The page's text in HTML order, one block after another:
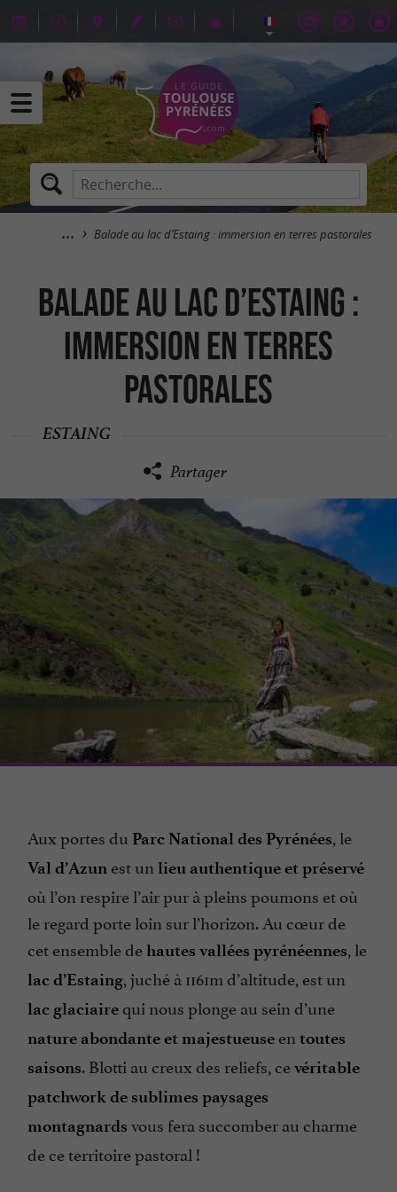
Balade au lac d’Estaing : immersion en terres pastorales
Balade au lac d’Estaing :
immersion en terres
pastorales
ESTAING
Partager
Aux portes du Parc National des Pyrénées, le
Val d’Azun est un lieu authentique et préservé
où l’on respire l’air pur à pleins poumons et où
le regard porte loin sur l’horizon. Au cœur de
cet ensemble dehautes vallées pyrénéennes, le
lac d’Estaing, juché à 1161m d’altitude, est un
lac glaciairequi nous plonge au sein d’une
nature abondante et majestueuse en toutes
saisons. Blotti au creux des reliefs, cevéritable
patchwork de sublimes paysages
montagnards vous fera succomber au charme
de ce territoire pastoral !